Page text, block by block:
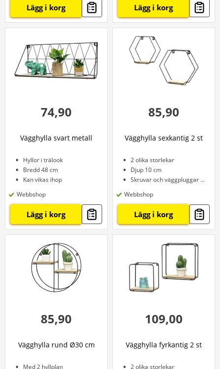
Lägg i korg Lägg i korg
74,90
Vägghylla svart metall
Hyllor i trälook
Bredd 48 cm
Kan vikas ihop
Webbshop
Lägg i korg
85,90
Vägghylla sexkantig 2 st
2 olika storlekar
Djup 10 cm
Skruvar och väggpluggar ingår
Webbshop
Lägg i korg
85,90
Vägghylla rund Ø30 cm
Med 2 hyllplan
109,00
Vägghylla fyrkantig 2 st
2 olika storlekar